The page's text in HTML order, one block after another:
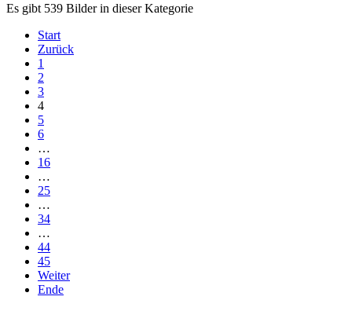
Es gibt 539 Bilder in dieser Kategorie
Start
Zurück
1
2
3
4
5
6
…
16
…
25
…
34
…
44
45
Weiter
Ende